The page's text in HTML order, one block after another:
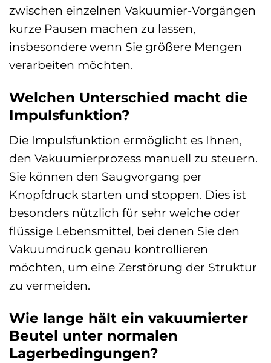
zwischen einzelnen Vakuumier-Vorgängen
kurze Pausen machen zu lassen,
insbesondere wenn Sie größere Mengen
verarbeiten möchten.
Welchen Unterschied macht die
Impulsfunktion?
Die Impulsfunktion ermöglicht es Ihnen,
den Vakuumierprozess manuell zu steuern.
Sie können den Saugvorgang per
Knopfdruck starten und stoppen. Dies ist
besonders nützlich für sehr weiche oder
flüssige Lebensmittel, bei denen Sie den
Vakuumdruck genau kontrollieren
möchten, um eine Zerstörung der Struktur
zu vermeiden.
Wie lange hält ein vakuumierter
Beutel unter normalen
Lagerbedingungen?